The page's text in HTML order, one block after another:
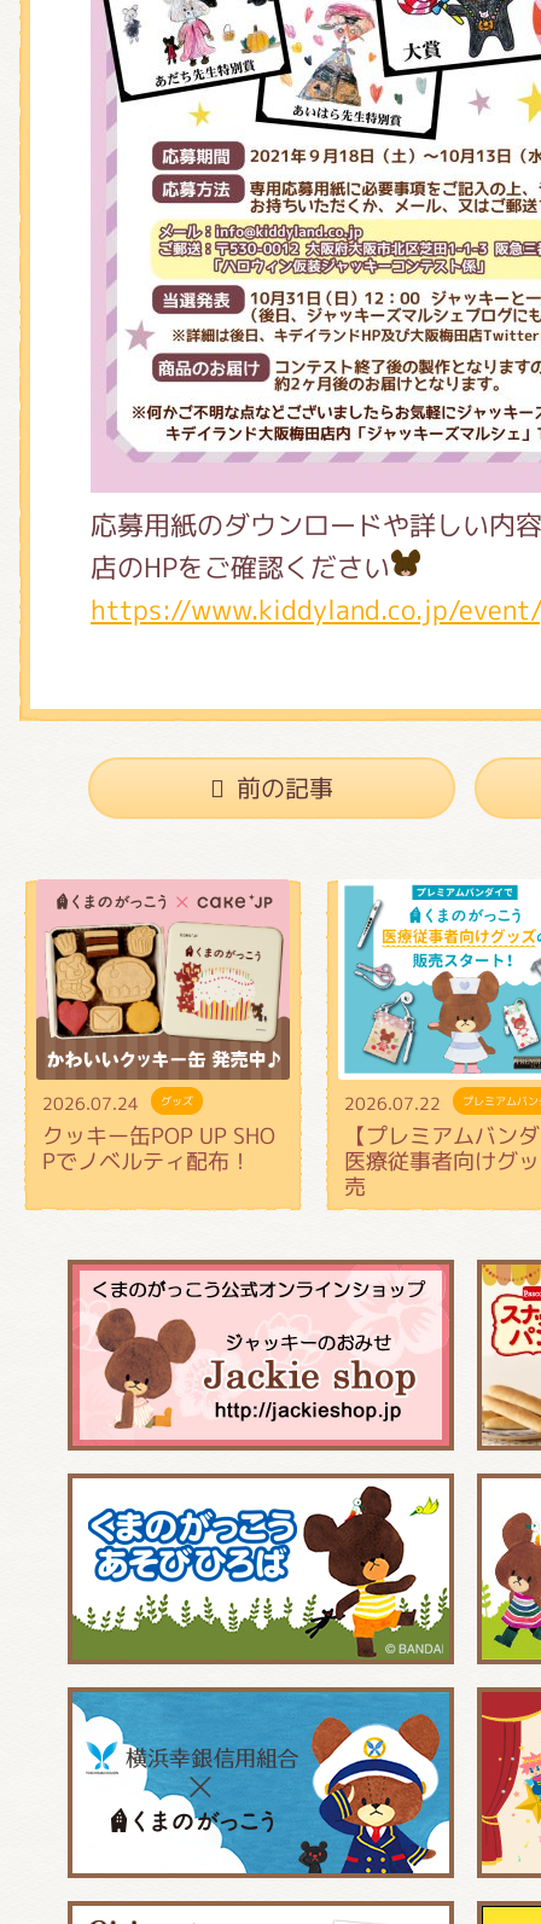
応募用紙のダウンロードや詳しい内
店のHPをご確認ください
https://www.kiddyland.co.jp/
前の記事
2026.07.24 グッズ
クッキー缶POP UP SHO
Pでノベルティ配布！
2026.07.22 プレミアムバ
【プレミアムバン
医療従事者向けグ
売